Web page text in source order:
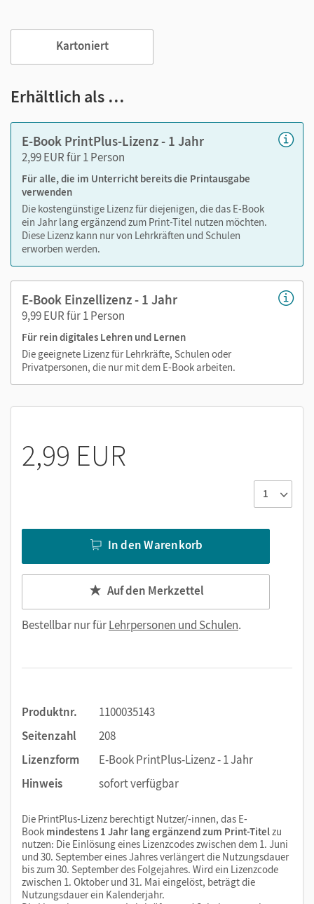
Notizen erstellen
Text ergänzen
im Text suchen
zoomen
Die Medien sind wichtige Bestandteile dieses E-Books. Sie
sind seitengenau platziert, damit Sie und Ihre Schüler/-innen
jederzeit unkompliziert darauf zugreifen können. So
gestalten Sie das Lehren und Lernen zeitsparend und
abwechslungsreich. Kein Medienwechsel! Kein
zeitaufwendiges Suchen!
Medien in diesem E-Book:
Audios der Darstellungstexte
Videos und Kartenanimationen
Interaktive Übungen,Digitale Hilfen, Digitale
Abschlussprüfung (Check)
Kartoniert
Erhältlich als …
E-Book PrintPlus-Lizenz - 1 Jahr
2,99 EUR für 1 Person
Für alle, die im Unterricht bereits die Printausgabe
verwenden
Die kostengünstige Lizenz für diejenigen, die das E-Book
ein Jahr lang ergänzend zum Print-Titel nutzen möchten.
Diese Lizenz kann nur von Lehrkräften und Schulen
erworben werden.
E-Book Einzellizenz - 1 Jahr
9,99 EUR für 1 Person
Für rein digitales Lehren und Lernen
Die geeignete Lizenz für Lehrkräfte, Schulen oder
Privatpersonen, die nur mit dem E-Book arbeiten.
2,99 EUR
In den Warenkorb
Auf den Merkzettel
Bestellbar nur fürLehrpersonen und Schulen.
Produktnr.
1100035143
Seitenzahl
208
Lizenzform
E-Book PrintPlus-Lizenz - 1 Jahr
Hinweis
sofort verfügbar
Die PrintPlus-Lizenz berechtigt Nutzer/-innen, das E-
Book mindestens 1 Jahr lang ergänzend zum Print-Titelzu
nutzen: Die Einlösung eines Lizenzcodes zwischen dem 1. Juni
und 30. September eines Jahres verlängert die Nutzungsdauer
bis zum 30. September des Folgejahres. Wird ein Lizenzcode
zwischen 1. Oktober und 31. Mai eingelöst, beträgt die
Nutzungsdauer ein Kalenderjahr.